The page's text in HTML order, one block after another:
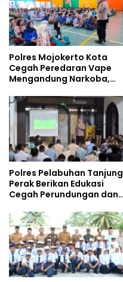
Polres Mojokerto Kota
Cegah Peredaran Vape
Mengandung Narkoba,
Kalangan Remaja
Polres Pelabuhan Tanjung
Perak Berikan Edukasi
Cegah Perundungan dan
kepada Pelajar MPLS